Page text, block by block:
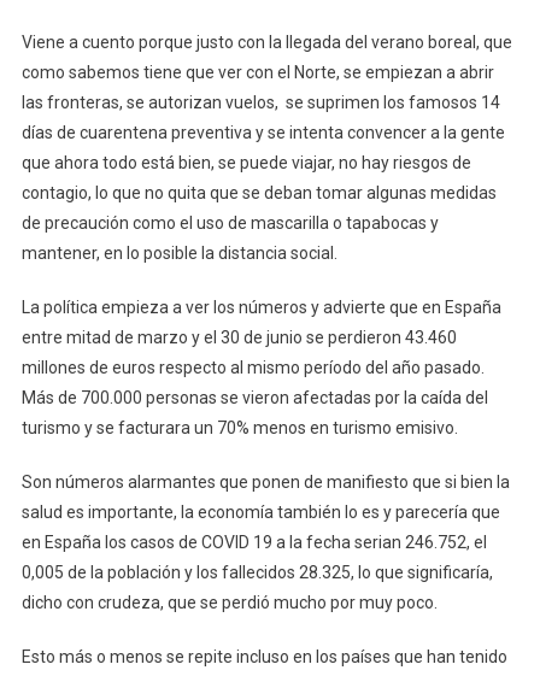
Viene a cuento porque justo con la llegada del verano boreal, que
como sabemos tiene que ver con el Norte, se empiezan a abrir
las fronteras, se autorizan vuelos, se suprimen los famosos 14
días de cuarentena preventiva y se intenta convencer a la gente
que ahora todo está bien, se puede viajar, no hay riesgos de
contagio, lo que no quita que se deban tomar algunas medidas
de precaución como el uso de mascarilla o tapabocas y
mantener, en lo posible la distancia social.
La política empieza a ver los números y advierte que en España
entre mitad de marzo y el 30 de junio se perdieron 43.460
millones de euros respecto al mismo período del año pasado.
Más de 700.000 personas se vieron afectadas por la caída del
turismo y se facturara un 70% menos en turismo emisivo.
Son números alarmantes que ponen de manifiesto que si bien la
salud es importante, la economía también lo es y parecería que
en España los casos de COVID 19 a la fecha serian 246.752, el
0,005 de la población y los fallecidos 28.325, lo que significaría,
dicho con crudeza, que se perdió mucho por muy poco.
Esto más o menos se repite incluso en los países que han tenido